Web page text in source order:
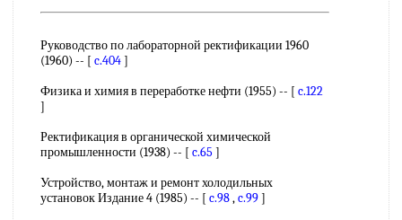
Руководство по лабораторной ректификации 1960
(1960) -- [ c.404]
Физика и химия в переработке нефти (1955) -- [ c.122
]
Ректификация в органической химической
промышленности (1938) -- [ c.65 ]
Устройство, монтаж и ремонт холодильных
установок Издание 4 (1985) -- [ c.98,c.99]